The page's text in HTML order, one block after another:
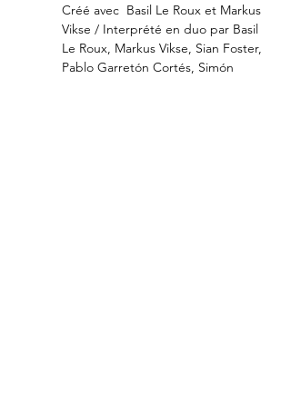
Créé avec  Basil Le Roux et Markus
Vikse / Interprété en duo par Basil
Le Roux, Markus Vikse, Sian Foster,
Pablo Garretón Cortés, Simón